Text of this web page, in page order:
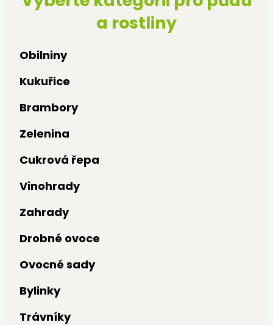
a rostliny
Obilniny
Kukuřice
Brambory
Zelenina
Cukrová řepa
Vinohrady
Zahrady
Drobné ovoce
Ovocné sady
Bylinky
Trávníky